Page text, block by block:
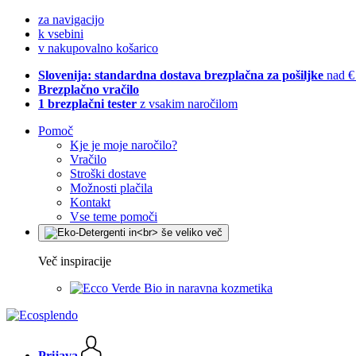
za navigacijo
k vsebini
v nakupovalno košarico
Slovenija: standardna dostava brezplačna za pošiljke nad
Brezplačno vračilo
1 brezplačni tester z vsakim naročilom
Pomoč
Kje je moje naročilo?
Vračilo
Stroški dostave
Možnosti plačila
Kontakt
Vse teme pomoči
Več inspiracije
Bio in naravna kozmetika